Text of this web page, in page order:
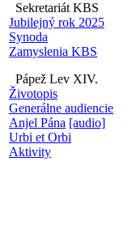
Sekretariát KBS
Jubilejný rok 2025
Synoda
Zamyslenia KBS
Pápež Lev XIV.
Životopis
Generálne audiencie
Anjel Pána [audio]
Urbi et Orbi
Aktivity